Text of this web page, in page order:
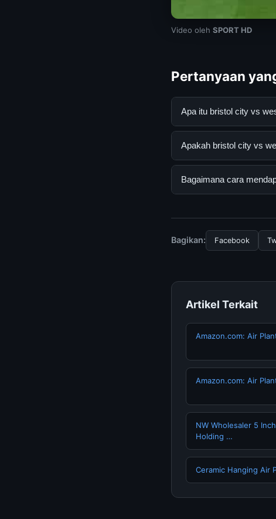
Video oleh SPORT HD
Pertanyaan
Apa itu bristol city vs
bristol city vs west
mengikuti panduan
Apakah bristol city vs
Ya, bristol city vs west
Bagaimana cara
Bagikan:
Facebook
Artikel Terkait
Amazon.com: Air
Amazon.com: Air
NW Wholesaler 5
Holding …
Ceramic Hanging Air